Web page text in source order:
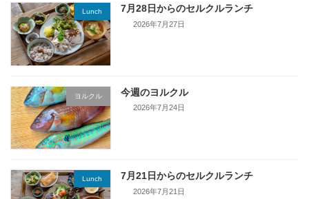
Lunch 7月28日からのセルクルランチ
2026年7月27日
ヨルクル 今週のヨルクル
2026年7月24日
Lunch 7月21日からのセルクルランチ
2026年7月21日